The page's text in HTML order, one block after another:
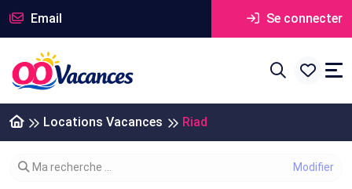
Email Se connecter
Locations Vacances Riad
Modifier votre recherche
Ma recherche ...